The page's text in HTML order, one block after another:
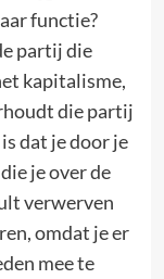
functie?
partij die
kapitalisme,
die partij
dat je door je
je over de
verwerven
omdat je er
mee te